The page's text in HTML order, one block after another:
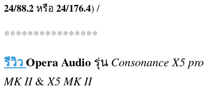
24/88.2 หรือ 24/176.4) /
****************
รีวิวOpera Audio รุ่น Consonance X5 pro
MK II&X5 MK II